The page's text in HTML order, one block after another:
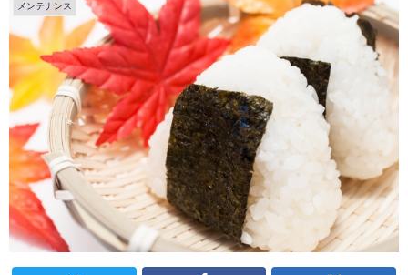
メンテナンス